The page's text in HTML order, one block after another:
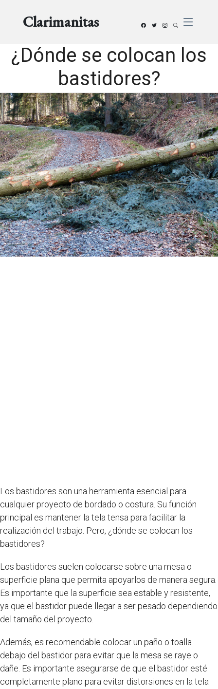
Clarimanitas
¿Dónde se colocan los
bastidores?
Los bastidores son una herramienta esencial para
cualquier proyecto de bordado o costura. Su función
principal es mantener la tela tensa para facilitar la
realización del trabajo. Pero, ¿dónde se colocan los
bastidores?
Los bastidores suelen colocarse sobre una mesa o
superficie plana que permita apoyarlos de manera segura.
Es importante que la superficie sea estable y resistente,
ya que el bastidor puede llegar a ser pesado dependiendo
del tamaño del proyecto.
Además, es recomendable colocar un paño o toalla
debajo del bastidor para evitar que la mesa se raye o
dañe. Es importante asegurarse de que el bastidor esté
completamente plano para evitar distorsiones en la tela